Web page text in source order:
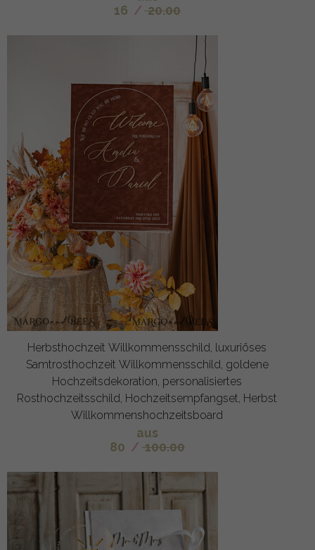
16 / 20.00
Herbsthochzeit Willkommensschild, luxuriöses
Samtrosthochzeit Willkommensschild, goldene
Hochzeitsdekoration, personalisiertes
Rosthochzeitsschild, Hochzeitsempfangset, Herbst
Willkommenshochzeitsboard
aus
80 / 100.00